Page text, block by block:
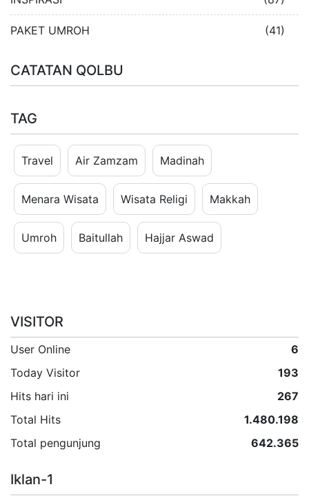
PAKET UMROH (41)
CATATAN QOLBU
TAG
Travel Air Zamzam Madinah
Menara Wisata Wisata Religi Makkah
Umroh Baitullah Hajjar Aswad
VISITOR
User Online
6
Today Visitor
193
Hits hari ini
267
Total Hits
1.480.198
Total pengunjung
642.365
Iklan-1